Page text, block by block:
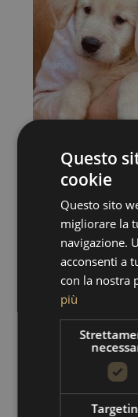
Questo
cookie
Questo sito
migliorare la
navigazione.
acconsenti a
con la nostra
più